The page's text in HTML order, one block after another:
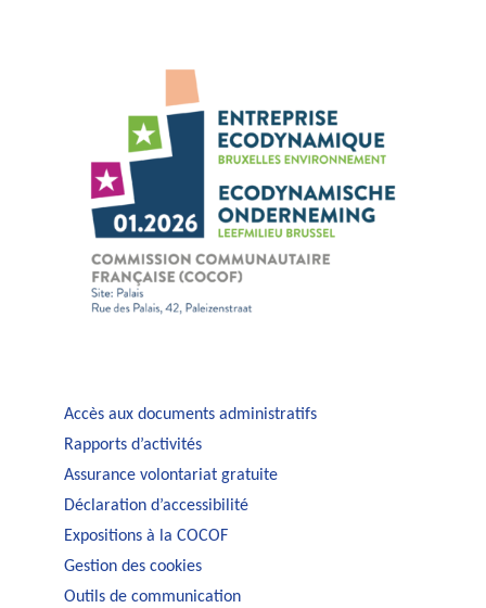
Accès aux documents administratifs
Rapports d’activités
Assurance volontariat gratuite
Déclaration d’accessibilité
Expositions à la COCOF
Gestion des cookies
Outils de communication